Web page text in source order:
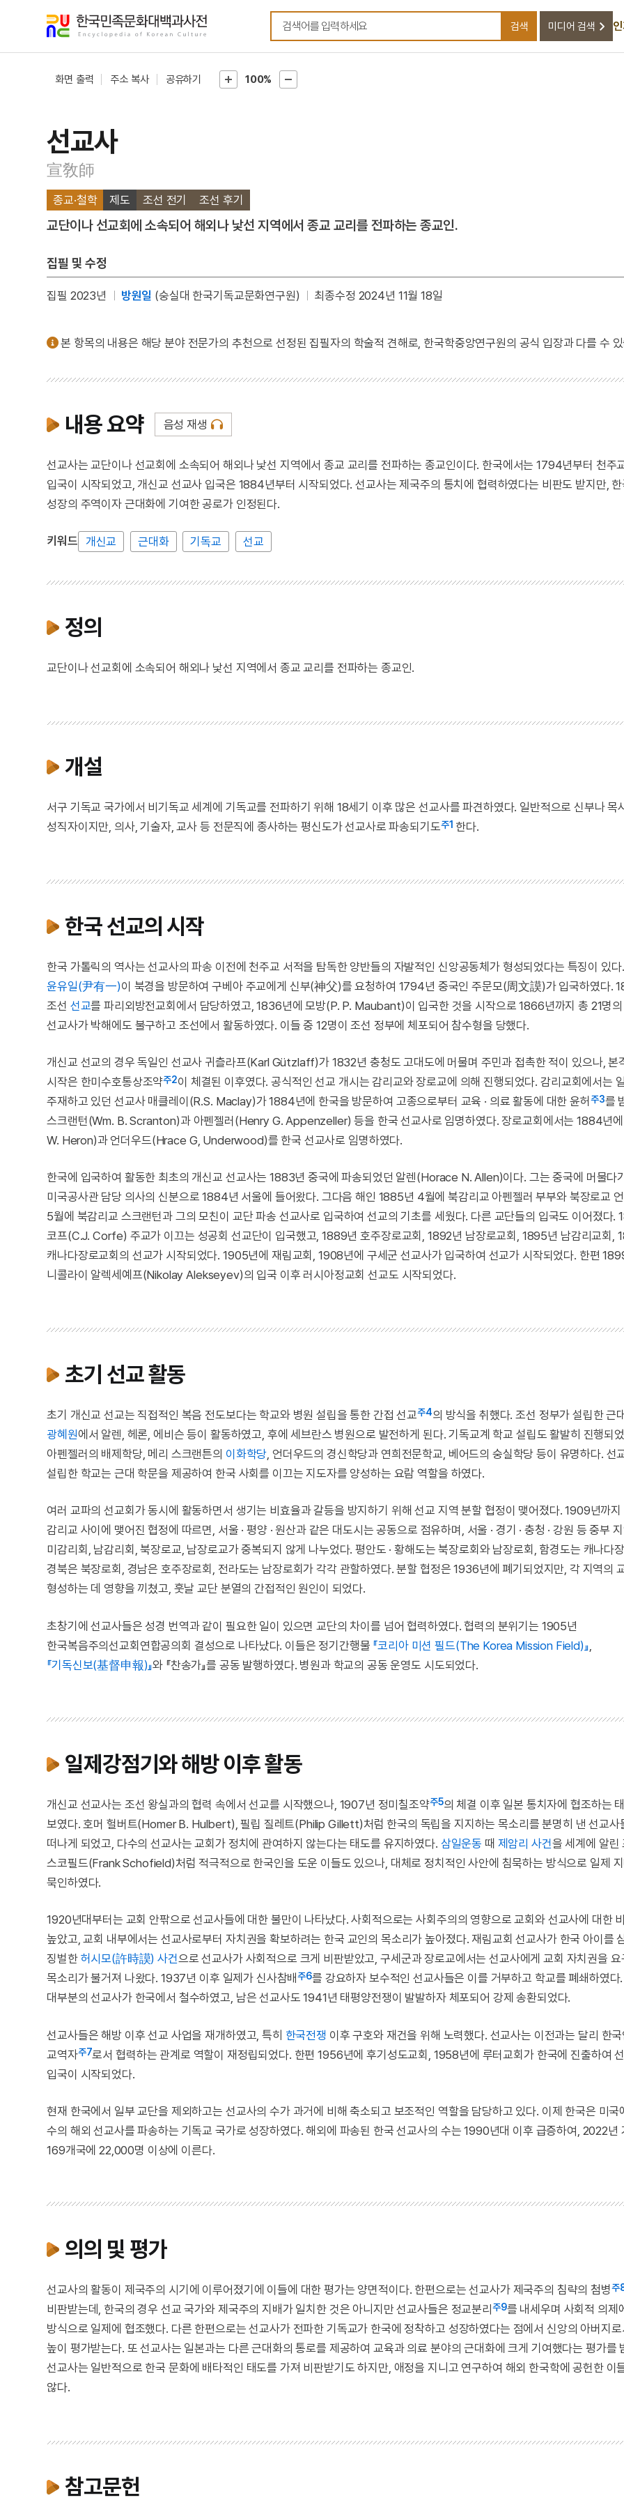
검색어를 입력하세요
검색 미디어 검색
화면 출력 주소 복사 공유하기 100%
선교사
宣敎師
종교·철학 제도 조선 전기 조선 후기
교단이나 선교회에 소속되어 해외나 낯선 지역에서 종교 교리를 전파하는 종교인.
집필 및 수정
집필 2023년 방원일 (숭실대 한국기독교문화연구원) 최종수정 2024년 11월 18일
본 항목의 내용은 해당 분야 전문가의 추천으로 선정된 집필자의 학술적 견해로, 한국학중앙연구원의 공식 입장과 다를 수
내용 요약 음성 재생
선교사는 교단이나 선교회에 소속되어 해외나 낯선 지역에서 종교 교리를 전파하는 종교인이다. 한국에서는 1794년부터 천주
입국이 시작되었고, 개신교 선교사 입국은 1884년부터 시작되었다. 선교사는 제국주의 통치에 협력하였다는 비판도 받지만,
성장의 주역이자 근대화에 기여한 공로가 인정된다.
키워드 개신교 근대화 기독교 선교
정의
교단이나 선교회에 소속되어 해외나 낯선 지역에서 종교 교리를 전파하는 종교인.
개설
서구 기독교 국가에서 비기독교 세계에 기독교를 전파하기 위해 18세기 이후 많은 선교사를 파견하였다. 일반적으로 신부나 목
성직자이지만, 의사, 기술자, 교사 등 전문직에 종사하는 평신도가 선교사로 파송되기도주1 한다.
한국 선교의 시작
한국 가톨릭의 역사는 선교사의 파송 이전에 천주교 서적을 탐독한 양반들의 자발적인 신앙공동체가 형성되었다는 특징이 있
윤유일(尹有一)이 북경을 방문하여 구베아 주교에게 신부(神父)를 요청하여 1794년 중국인 주문모(周文謨)가 입국하였다.
조선 선교를 파리외방전교회에서 담당하였고, 1836년에 모방(P. P. Maubant)이 입국한 것을 시작으로 1866년까지 총 21명의
선교사가 박해에도 불구하고 조선에서 활동하였다. 이들 중 12명이 조선 정부에 체포되어 참수형을 당했다.
개신교 선교의 경우 독일인 선교사 귀츨라프(Karl Gützlaff)가 1832년 충청도 고대도에 머물며 주민과 접촉한 적이 있으나, 본
시작은 한미수호통상조약주2이 체결된 이후였다. 공식적인 선교 개시는 감리교와 장로교에 의해 진행되었다. 감리교회에서는
주재하고 있던 선교사 매클레이(R.S. Maclay)가 1884년에 한국을 방문하여 고종으로부터 교육 · 의료 활동에 대한 윤허 주3를
스크랜턴(Wm. B. Scranton)과 아펜젤러(Henry G. Appenzeller) 등을 한국 선교사로 임명하였다. 장로교회에서는 1884년
W. Heron)과 언더우드(Hrace G, Underwood)를 한국 선교사로 임명하였다.
한국에 입국하여 활동한 최초의 개신교 선교사는 1883년 중국에 파송되었던 알렌(Horace N. Allen)이다. 그는 중국에 머물다
미국공사관 담당 의사의 신분으로 1884년 서울에 들어왔다. 그다음 해인 1885년 4월에 북감리교 아펜젤러 부부와 북장로교
5월에 북감리교 스크랜턴과 그의 모친이 교단 파송 선교사로 입국하여 선교의 기초를 세웠다. 다른 교단들의 입국도 이어졌다.
코프(C.J. Corfe) 주교가 이끄는 성공회 선교단이 입국했고, 1889년 호주장로교회, 1892년 남장로교회, 1895년 남감리교회,
캐나다장로교회의 선교가 시작되었다. 1905년에 재림교회, 1908년에 구세군 선교사가 입국하여 선교가 시작되었다. 한편
니콜라이 알렉세예프(Nikolay Alekseyev)의 입국 이후 러시아정교회 선교도 시작되었다.
초기 선교 활동
초기 개신교 선교는 직접적인 복음 전도보다는 학교와 병원 설립을 통한 간접 선교주4의 방식을 취했다. 조선 정부가 설립한 근
광혜원에서 알렌, 헤론, 에비슨 등이 활동하였고, 후에 세브란스 병원으로 발전하게 된다. 기독교계 학교 설립도 활발히 진행되
아펜젤러의 배제학당, 메리 스크랜튼의 이화학당 , 언더우드의 경신학당과 연희전문학교, 베어드의 숭실학당 등이 유명하다. 선
설립한 학교는 근대 학문을 제공하여 한국 사회를 이끄는 지도자를 양성하는 요람 역할을 하였다.
여러 교파의 선교회가 동시에 활동하면서 생기는 비효율과 갈등을 방지하기 위해 선교 지역 분할 협정이 맺어졌다. 1909년까
감리교 사이에 맺어진 협정에 따르면, 서울 · 평양 · 원산과 같은 대도시는 공동으로 점유하며, 서울 · 경기 · 충청 · 강원 등 중부
미감리회, 남감리회, 북장로교, 남장로교가 중복되지 않게 나누었다. 평안도 · 황해도는 북장로회와 남장로회, 함경도는 캐나다
경북은 북장로회, 경남은 호주장로회, 전라도는 남장로회가 각각 관할하였다. 분할 협정은 1936년에 폐기되었지만, 각 지역의
형성하는 데 영향을 끼쳤고, 훗날 교단 분열의 간접적인 원인이 되었다.
초창기에 선교사들은 성경 번역과 같이 필요한 일이 있으면 교단의 차이를 넘어 협력하였다. 협력의 분위기는 1905년
한국복음주의선교회연합공의회 결성으로 나타났다. 이들은 정기간행물 『코리아 미션 필드(The Korea Mission Field)』
『기독신보(基督申報)』와 『찬송가』를 공동 발행하였다. 병원과 학교의 공동 운영도 시도되었다.
일제강점기와 해방 이후 활동
개신교 선교사는 조선 왕실과의 협력 속에서 선교를 시작했으나, 1907년 정미칠조약주5의 체결 이후 일본 통치자에 협조하는
보였다. 호머 헐버트(Homer B. Hulbert), 필립 질레트(Philip Gillett)처럼 한국의 독립을 지지하는 목소리를 분명히 낸 선교사
떠나게 되었고, 다수의 선교사는 교회가 정치에 관여하지 않는다는 태도를 유지하였다. 삼일운동 때 제암리 사건을 세계에 알린
스코필드(Frank Schofield)처럼 적극적으로 한국인을 도운 이들도 있으나, 대체로 정치적인 사안에 침묵하는 방식으로 일제
묵인하였다.
1920년대부터는 교회 안팎으로 선교사들에 대한 불만이 나타났다. 사회적으로는 사회주의의 영향으로 교회와 선교사에 대한
높았고, 교회 내부에서는 선교사로부터 자치권을 확보하려는 한국 교인의 목소리가 높아졌다. 재림교회 선교사가 한국 아이를
징벌한 허시모(許時謨) 사건으로 선교사가 사회적으로 크게 비판받았고, 구세군과 장로교에서는 선교사에게 교회 자치권을 요
목소리가 불거져 나왔다. 1937년 이후 일제가 신사참배주6를 강요하자 보수적인 선교사들은 이를 거부하고 학교를 폐쇄하였다
대부분의 선교사가 한국에서 철수하였고, 남은 선교사도 1941년 태평양전쟁이 발발하자 체포되어 강제 송환되었다.
선교사들은 해방 이후 선교 사업을 재개하였고, 특히 한국전쟁 이후 구호와 재건을 위해 노력했다. 선교사는 이전과는 달리 한
교역자주7로서 협력하는 관계로 역할이 재정립되었다. 한편 1956년에 후기성도교회, 1958년에 루터교회가 한국에 진출하여
입국이 시작되었다.
현재 한국에서 일부 교단을 제외하고는 선교사의 수가 과거에 비해 축소되고 보조적인 역할을 담당하고 있다. 이제 한국은 미국
수의 해외 선교사를 파송하는 기독교 국가로 성장하였다. 해외에 파송된 한국 선교사의 수는 1990년대 이후 급증하여, 2022년
169개국에 22,000명 이상에 이른다.
의의 및 평가
선교사의 활동이 제국주의 시기에 이루어졌기에 이들에 대한 평가는 양면적이다. 한편으로는 선교사가 제국주의 침략의 첨병주
비판받는데, 한국의 경우 선교 국가와 제국주의 지배가 일치한 것은 아니지만 선교사들은 정교분리 주9를 내세우며 사회적 의제
방식으로 일제에 협조했다. 다른 한편으로는 선교사가 전파한 기독교가 한국에 정착하고 성장하였다는 점에서 신앙의 아버지로
높이 평가받는다. 또 선교사는 일본과는 다른 근대화의 통로를 제공하여 교육과 의료 분야의 근대화에 크게 기여했다는 평가를
선교사는 일반적으로 한국 문화에 배타적인 태도를 가져 비판받기도 하지만, 애정을 지니고 연구하여 해외 한국학에 공헌한 이
않다.
참고문헌